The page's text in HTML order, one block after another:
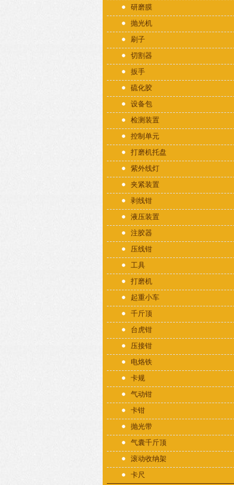
研磨膜
抛光机
刷子
切割器
扳手
硫化胶
设备包
检测装置
控制单元
打磨机托盘
紫外线灯
夹紧装置
剥线钳
液压装置
注胶器
压线钳
工具
打磨机
起重小车
千斤顶
台虎钳
压接钳
电烙铁
卡规
气动钳
卡钳
抛光带
气囊千斤顶
滚动收纳架
卡尺